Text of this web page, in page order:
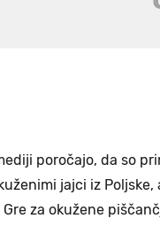
poročajo, da so
jajci iz
za okužene